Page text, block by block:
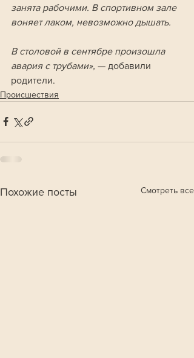
занята рабочими. В спортивном зале
воняет лаком, невозможно дышать.
В столовой в сентябре произошла
авария с трубами», — добавили
родители.
Происшествия
Похожие посты Смотреть все